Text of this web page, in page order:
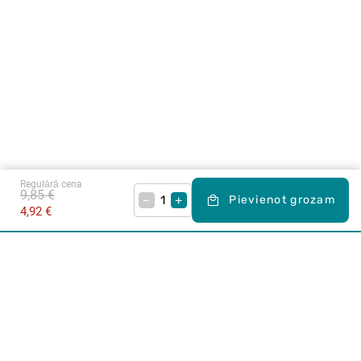
Regulārā cena
4,92 €
9,85 € – + Pievienot grozam